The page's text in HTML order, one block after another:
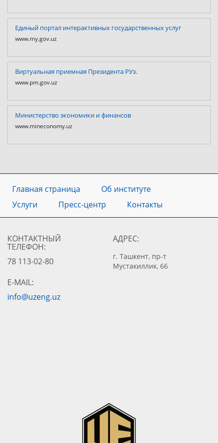
Единый портал интерактивных государственных услуг
www.my.gov.uz
Виртуальная приемная Президента РУз.
www.pm.gov.uz
Министерство экономики и финансов
www.mineconomy.uz
Главная страница
Об институте
Услуги
Пресс-центр Контакты
КОНТАКТНЫЙ
ТЕЛЕФОН:
78 113-02-80
АДРЕС:
г. Ташкент, пр-т
Мустакиллик, 66
E-MAIL:
info@uzeng.uz